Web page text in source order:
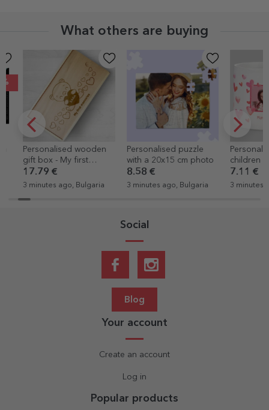
What others are buying
Personalised wooden
gift box - My first
memories
17.79 €
3 minutes ago, Bulgaria
Personalised puzzle
with a 20x15 cm photo
8.58 €
3 minutes ago, Bulgaria
children -
7.11 €
3 minutes
Social
Blog
Your account
Create an account
Log in
Popular products